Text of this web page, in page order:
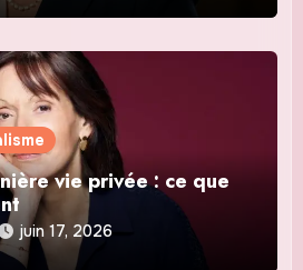
vie privée : ce que
juin 17, 2026